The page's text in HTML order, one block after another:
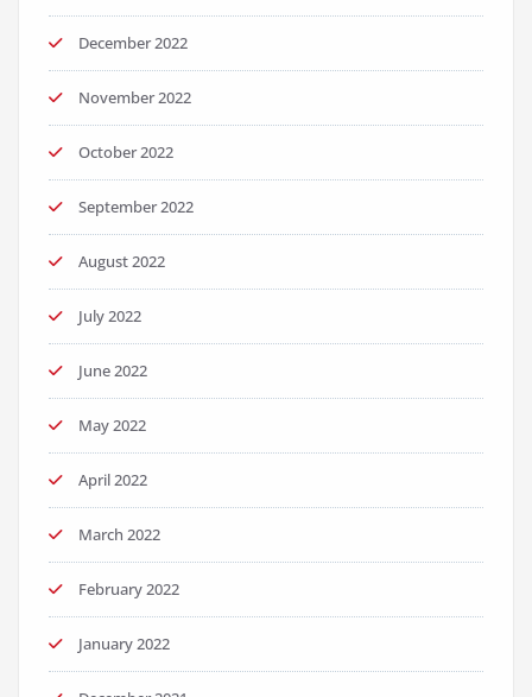
December 2022
November 2022
October 2022
September 2022
August 2022
July 2022
June 2022
May 2022
April 2022
March 2022
February 2022
January 2022